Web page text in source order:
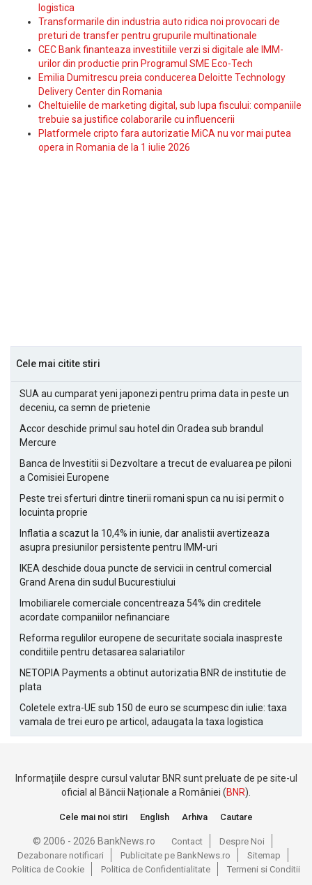
logistica
Transformarile din industria auto ridica noi provocari de
preturi de transfer pentru grupurile multinationale
CEC Bank finanteaza investitiile verzi si digitale ale IMM-
urilor din productie prin Programul SME Eco-Tech
Emilia Dumitrescu preia conducerea Deloitte Technology
Delivery Center din Romania
Cheltuielile de marketing digital, sub lupa fiscului: companiile
trebuie sa justifice colaborarile cu influencerii
Platformele cripto fara autorizatie MiCA nu vor mai putea
opera in Romania de la 1 iulie 2026
Cele mai citite stiri
SUA au cumparat yeni japonezi pentru prima data in peste un
deceniu, ca semn de prietenie
Accor deschide primul sau hotel din Oradea sub brandul
Mercure
Banca de Investitii si Dezvoltare a trecut de evaluarea pe piloni
a Comisiei Europene
Peste trei sferturi dintre tinerii romani spun ca nu isi permit o
locuinta proprie
Inflatia a scazut la 10,4% in iunie, dar analistii avertizeaza
asupra presiunilor persistente pentru IMM-uri
IKEA deschide doua puncte de servicii in centrul comercial
Grand Arena din sudul Bucurestiului
Imobiliarele comerciale concentreaza 54% din creditele
acordate companiilor nefinanciare
Reforma regulilor europene de securitate sociala inaspreste
conditiile pentru detasarea salariatilor
NETOPIA Payments a obtinut autorizatia BNR de institutie de
plata
Coletele extra-UE sub 150 de euro se scumpesc din iulie: taxa
vamala de trei euro pe articol, adaugata la taxa logistica
Informațiile despre cursul valutar BNR sunt preluate de pe site-ul
oficial al Băncii Naționale a României (BNR).
Cele mai noi stiri English Arhiva Cautare
© 2006 - 2026 BankNews.ro Contact
Despre Noi
Dezabonare notificari
Publicitate pe BankNews.ro
Sitemap
Politica de Cookie
Politica de Confidentialitate Termeni si Conditii